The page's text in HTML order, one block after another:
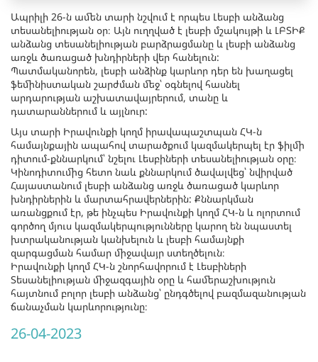
Ապրիլի 26-ն ամեն տարի նշվում է որպես Լեսբի անձանց
տեսանելիության օր։ Այն ուղղված է լեսբի մշակույթի և ԼԲՏԻՔ
անձանց տեսանելիության բարձրացմանը և լեսբի անձանց
առջև ծառացած խնդիրների վեր հանելուն:
Պատմականորեն, լեսբի անձինք կարևոր դեր են խաղացել
ֆեմինիստական շարժման մեջ՝ օգնելով հասնել
արդարության աշխատավայրերում, տանը և
դատարաններում և այլնուր:
Այս տարի Իրավունքի կողմ իրավապաշտպան ՀԿ-ն
համայնքային ապահով տարածքում կազմակերպել էր ֆիլմի
դիտում-քննարկում՝ նշելու Լեսբիների տեսանելիության օրը։
Կինոդիտումից հետո նաև քննարկում ծավալվեց՝ նվիրված
Հայաստանում լեսբի անձանց առջև ծառացած կարևոր
խնդիրներին և մարտահրավերներին: Քննարկման
առանցքում էր, թե ինչպես Իրավունքի կողմ ՀԿ-ն և ոլորտում
գործող մյուս կազմակերպությունները կարող են նպաստել
խտրականության կանխելուն և լեսբի համայնքի
զարգացման համար միջավայր ստեղծելուն։
Իրավունքի կողմ ՀԿ-ն շնորհավորում է Լեսբիների
Տեսանելիության միջազգային օրը և համերաշխություն
հայտնում բոլոր լեսբի անձանց՝ ընդգծելով բազմազանության
ճանաչման կարևորությունը։
26-04-2023